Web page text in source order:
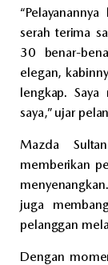
serah terima
30 benar-
elegan,
lengkap.
saya,” ujar
Mazda
memberikan
juga
pelanggan
Dengan